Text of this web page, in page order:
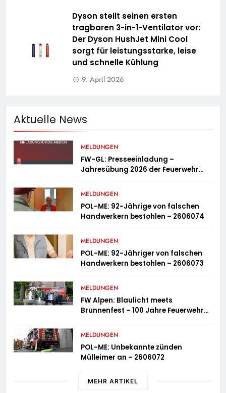
Dyson stellt seinen ersten
tragbaren 3-in-1-Ventilator vor:
Der Dyson HushJet Mini Cool
sorgt für leistungsstarke, leise
und schnelle Kühlung
9. April 2026
Aktuelle News
MELDUNGEN
FW-GL: Presseeinladung –
Jahresübung 2026 der Feuerwehr
MELDUNGEN
POL-ME: 92-Jährige von falschen
Handwerkern bestohlen – 2606074
MELDUNGEN
POL-ME: 92-Jähriger von falschen
Handwerkern bestohlen – 2606073
MELDUNGEN
FW Alpen: Blaulicht meets
Brunnenfest – 100 Jahre Feuerwehr
MELDUNGEN
POL-ME: Unbekannte zünden
Mülleimer an – 2606072
MEHR ARTIKEL